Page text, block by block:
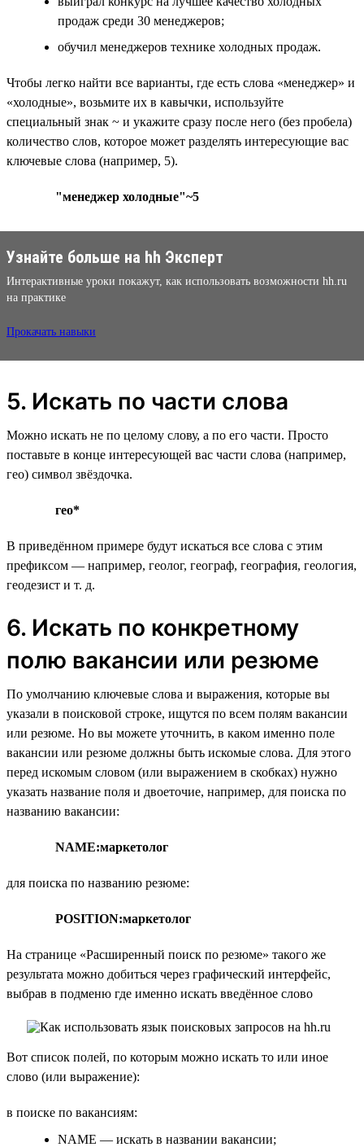
продаж среди 30 менеджеров;
обучил менеджеров технике холодных продаж.
Чтобы легко найти все варианты, где есть слова «менеджер» и
«холодные», возьмите их в кавычки, используйте
специальный знак ~ и укажите сразу после него (без пробела)
количество слов, которое может разделять интересующие вас
ключевые слова (например, 5).
"менеджер холодные"~5
Узнайте больше на hh Эксперт
Интерактивные уроки покажут, как использовать возможности hh.ru
на практике
Прокачать навыки
5. Искать по части слова
Можно искать не по целому слову, а по его части. Просто
поставьте в конце интересующей вас части слова (например,
гео) символ звёздочка.
гео*
В приведённом примере будут искаться все слова с этим
префиксом — например, геолог, географ, география, геология,
геодезист и т. д.
6. Искать по конкретному
полю вакансии или резюме
По умолчанию ключевые слова и выражения, которые вы
указали в поисковой строке, ищутся по всем полям вакансии
или резюме. Но вы можете уточнить, в каком именно поле
вакансии или резюме должны быть искомые слова. Для этого
перед искомым словом (или выражением в скобках) нужно
указать название поля и двоеточие, например, для поиска по
названию вакансии:
NAME:маркетолог
для поиска по названию резюме:
POSITION:маркетолог
На странице «Расширенный поиск по резюме» такого же
результата можно добиться через графический интерфейс,
выбрав в подменю где именно искать введённое слово
Вот список полей, по которым можно искать то или иное
слово (или выражение):
в поиске по вакансиям:
NAME — искать в названии вакансии;